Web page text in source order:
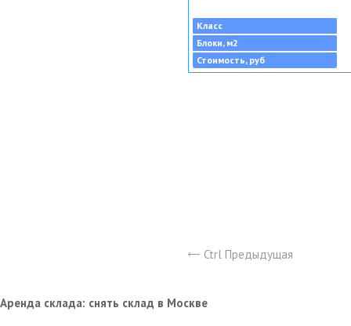
Класс
Блоки, м2
Стоимость, руб
Ctrl Предыдущая
Аренда склада: снять склад в Москве